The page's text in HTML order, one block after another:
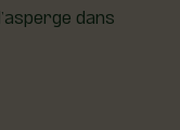
dans